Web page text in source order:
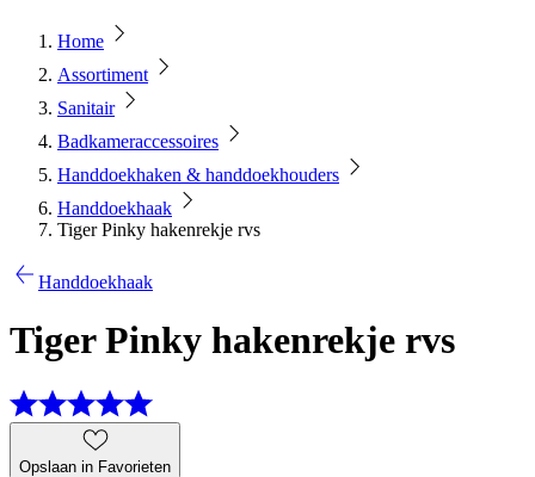
Home
Assortiment
Sanitair
Badkameraccessoires
Handdoekhaken & handdoekhouders
Handdoekhaak
Tiger Pinky hakenrekje rvs
Handdoekhaak
Tiger Pinky hakenrekje rvs
Opslaan in Favorieten